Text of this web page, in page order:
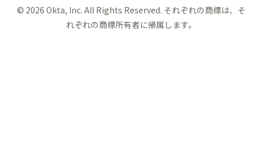
© 2026 Okta, Inc. All Rights Reserved. それぞれの商標は、そ
れぞれの商標所有者に帰属します。